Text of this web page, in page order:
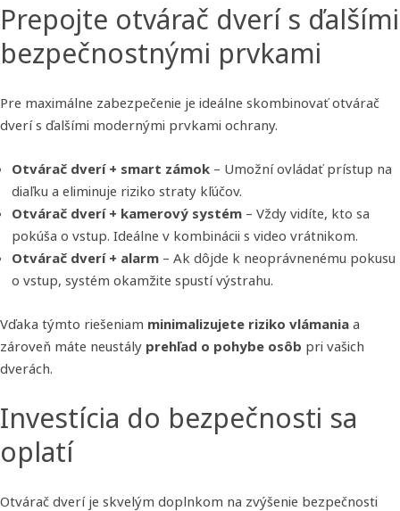
Prepojte otvárač dverí s ďalšími
bezpečnostnými prvkami
Pre maximálne zabezpečenie je ideálne skombinovať otvárač
dverí s ďalšími modernými prvkami ochrany.
Otvárač dverí + smart zámok– Umožní ovládať prístup na
diaľku a eliminuje riziko straty kľúčov.
Otvárač dverí + kamerový systém– Vždy vidíte, kto sa
pokúša o vstup. Ideálne v kombinácii s video vrátnikom.
Otvárač dverí + alarm– Ak dôjde k neoprávnenému pokusu
o vstup, systém okamžite spustí výstrahu.
Vďaka týmto riešeniam minimalizujete riziko vlámania a
zároveň máte neustály prehľad o pohybe osôb pri vašich
dverách.
Investícia do bezpečnosti sa
oplatí
Otvárač dverí je skvelým doplnkom na zvýšenie bezpečnosti